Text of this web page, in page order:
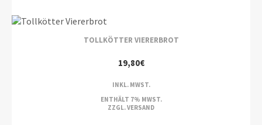
TOLLKÖTTER VIERERBROT
19,80€
INKL. MWST.
ENTHÄLT 7% MWST.
ZZGL.VERSAND